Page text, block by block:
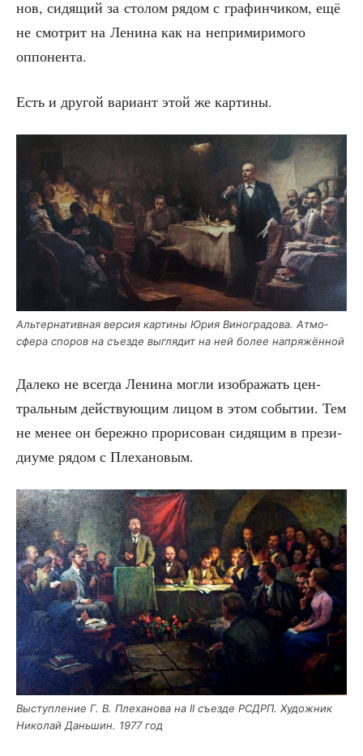
нов, сидя­щий за сто­лом рядом с гра­фин­чи­ком, ещё
не смот­рит на Лени­на как на непри­ми­ри­мо­го
оппонента.
Есть и дру­гой вари­ант этой же картины.
Аль­тер­на­тив­ная вер­сия кар­ти­ны Юрия Вино­гра­до­ва. Атмо­
сфе­ра спо­ров на съез­де выгля­дит на ней более напряжённой
Дале­ко не все­гда Лени­на мог­ли изоб­ра­жать цен­
траль­ным дей­ству­ю­щим лицом в этом собы­тии. Тем
не менее он береж­но про­ри­со­ван сидя­щим в пре­зи­
ди­у­ме рядом с Плехановым.
Выступ­ле­ние Г. В. Пле­ха­но­ва на II съез­де РСДРП. Худож­ник
Нико­лай Дань­шин. 1977 год